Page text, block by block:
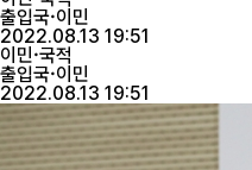
출입국·이민
2022.08.13 19:51
이민·국적
출입국·이민
2022.08.13 19:51